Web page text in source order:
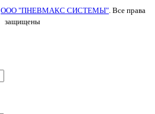
ООО "ПНЕВМАКС СИСТЕМЫ". Все права
защищены